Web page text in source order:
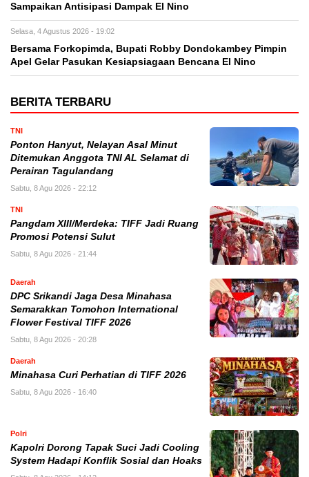
Sampaikan Antisipasi Dampak El Nino
Selasa, 4 Agustus 2026 - 19:02
Bersama Forkopimda, Bupati Robby Dondokambey Pimpin
Apel Gelar Pasukan Kesiapsiagaan Bencana El Nino
BERITA TERBARU
TNI
Ponton Hanyut, Nelayan Asal Minut
Ditemukan Anggota TNI AL Selamat di
Perairan Tagulandang
Sabtu, 8 Agu 2026 - 22:12
TNI
Pangdam XIII/Merdeka: TIFF Jadi Ruang
Promosi Potensi Sulut
Sabtu, 8 Agu 2026 - 21:44
Daerah
DPC Srikandi Jaga Desa Minahasa
Semarakkan Tomohon International
Flower Festival TIFF 2026
Sabtu, 8 Agu 2026 - 20:28
Daerah
Minahasa Curi Perhatian di TIFF 2026
Sabtu, 8 Agu 2026 - 16:40
Polri
Kapolri Dorong Tapak Suci Jadi Cooling
System Hadapi Konflik Sosial dan Hoaks